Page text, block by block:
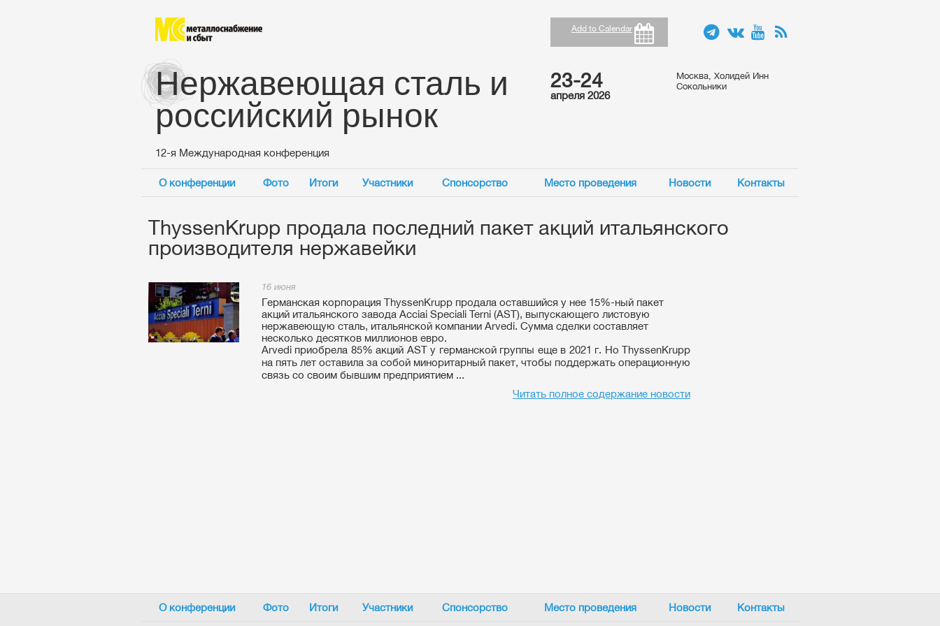
Add to Calendar
Нержавеющая сталь и
российский рынок
12-я Международная конференция
23-24
апреля 2026
Москва, Холидей Инн
Сокольники
О конференции Фото Итоги Участники Спонсорство Место проведения Новости Контакты
ThyssenKrupp продала последний пакет акций итальянского
производителя нержавейки
16 июня
Германская корпорация ThyssenKrupp продала оставшийся у нее 15%-ный пакет
акций итальянского завода Acciai Speciali Terni (AST), выпускающего листовую
нержавеющую сталь, итальянской компании Arvedi. Сумма сделки составляет
несколько десятков миллионов евро.
Arvedi приобрела 85% акций ASTу германской группы еще в 2021 г. НоThyssenKrupp
на пять лет оставила за собой миноритарный пакет, чтобы поддержать операционную
связь со своим бывшим предприятием ...
Читать полное содержание новости
О конференции Фото Итоги Участники Спонсорство Место проведения Новости Контакты